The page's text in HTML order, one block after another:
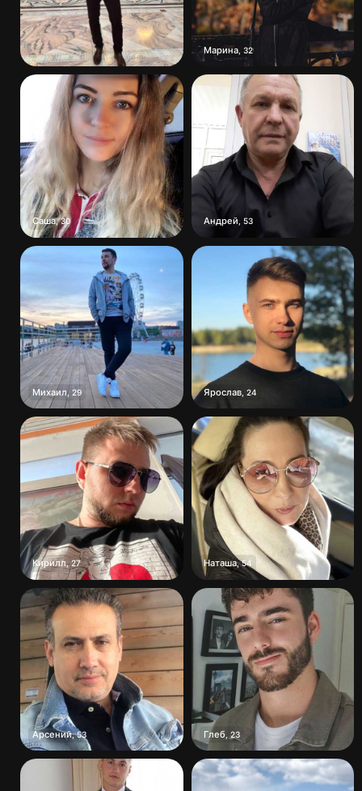
Марина, 32
Саша,30 Андрей 53
Михаил, 29 Ярослав, 24
Кирилл ,27 Наташа,54
Арсений,53 Глеб 23